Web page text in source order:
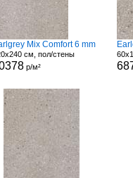
Mix Comfort 6 mm
см, пол/стены
р/м²